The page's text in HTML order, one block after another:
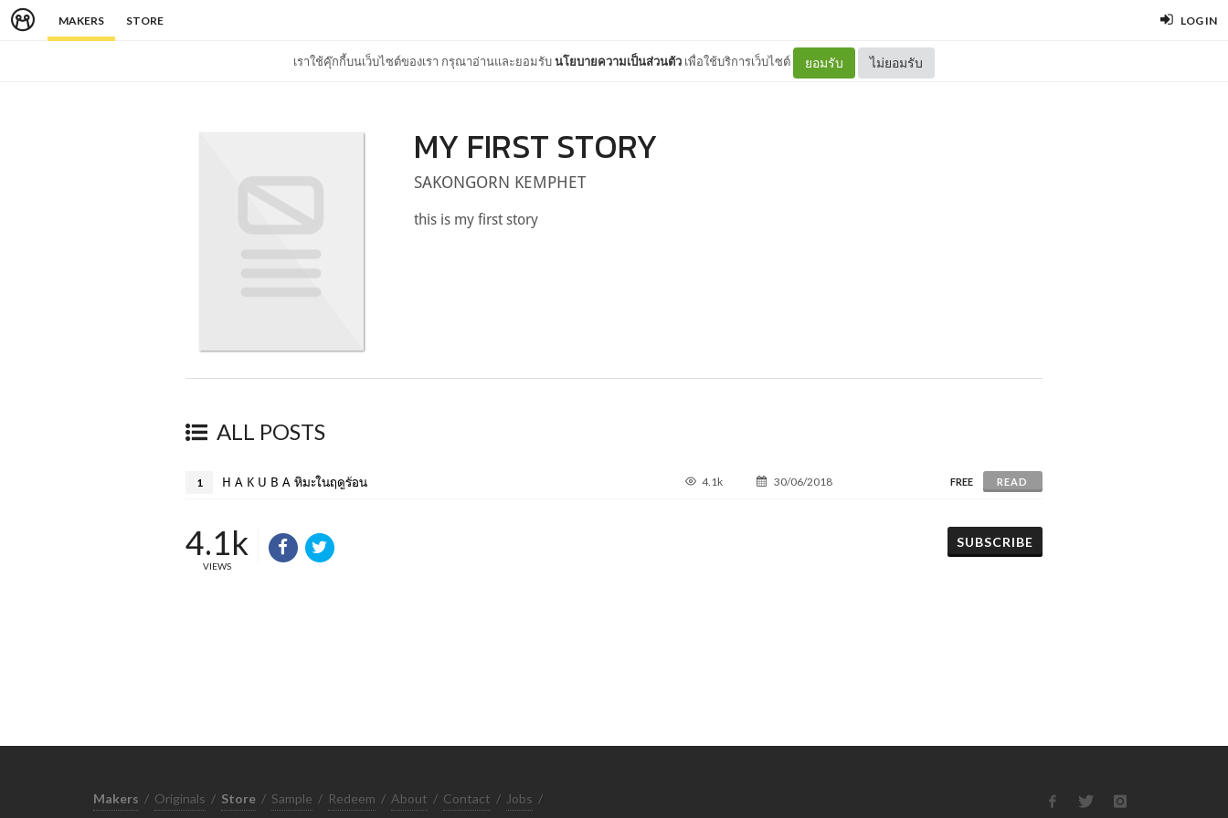
MAKERS STORE LOG IN
เราใช้คุ๊กกี้บนเว็บไซต์ของเรา กรุณาอ่านและยอมรับนโยบายความเป็นส่วนตัว เพื่อใช้บริการเว็บไซต์ ยอมรับ ไม่ยอมรับ
MY FIRST STORY
SAKONGORN KEMPHET
this is my first story
ALL POSTS
1 H A K U B A หิมะในฤดูร้อน 4.1k 30/06/2018 FREE READ
4.1k
VIEWS
SUBSCRIBE
Makers / Originals / Store / Sample / Redeem / About / Contact / Jobs /